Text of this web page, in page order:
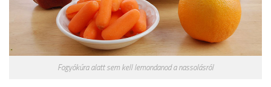
Fogyókúra alatt sem kell lemondanod a nassolásról